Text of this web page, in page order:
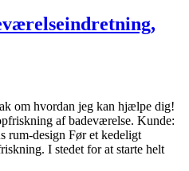
om hvordan jeg kan hjælpe dig!
af badeværelse. Kunde:
design Før et kedeligt
I stedet for at starte helt